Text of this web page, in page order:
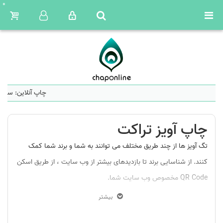
0
چاپ آنلاین:
چاپ آویز تراکت
تگ آویز ها از چند طریق مختلف می توانند به شما و برند شما کمک
کنند. از شناسایی برند تا بازدیدهای بیشتر از وب سایت ، از طریق اسکن
QR Code مخصوص وب سایت شما.
محصولات ، به ویژه پوشاک در فروشگاه های شلوغ ، به راحتی در قفسه
بیشتر